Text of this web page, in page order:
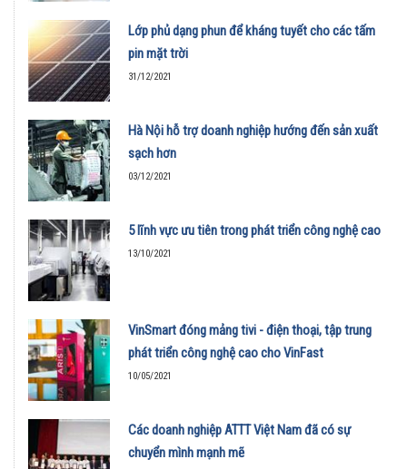
Lớp phủ dạng phun để kháng tuyết cho các tấm
pin mặt trời
31/12/2021
Hà Nội hỗ trợ doanh nghiệp hướng đến sản xuất
sạch hơn
03/12/2021
5 lĩnh vực ưu tiên trong phát triển công nghệ cao
13/10/2021
VinSmart đóng mảng tivi - điện thoại, tập trung
phát triển công nghệ cao cho VinFast
10/05/2021
Các doanh nghiệp ATTT Việt Nam đã có sự
chuyển mình mạnh mẽ